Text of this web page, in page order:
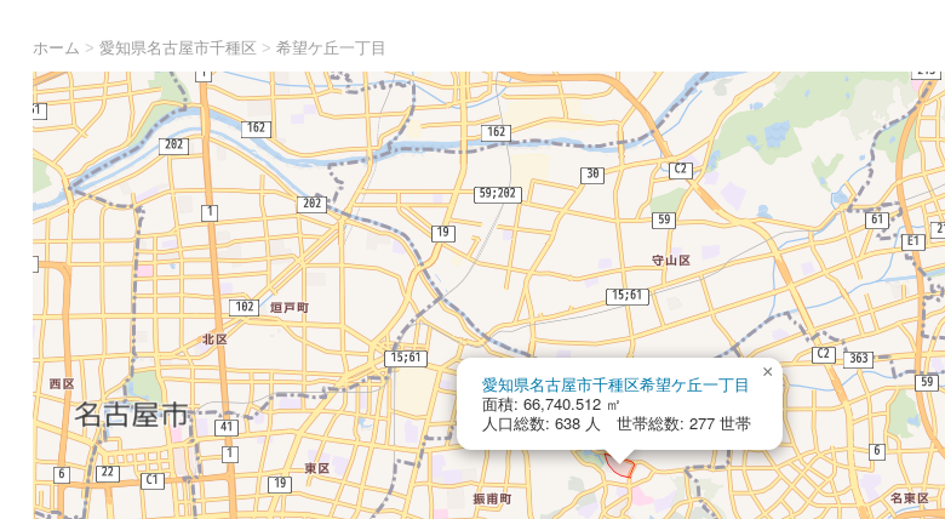
ホーム > 愛知県名古屋市千種区 > 希望ケ丘一丁目
愛知県名古屋市千種区希望ケ丘一丁目
面積: 66,740.512 ㎡
人口総数: 638 人 世帯総数: 277 世帯
×